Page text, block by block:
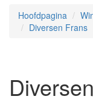
Hoofdpagina
Diversen Frans